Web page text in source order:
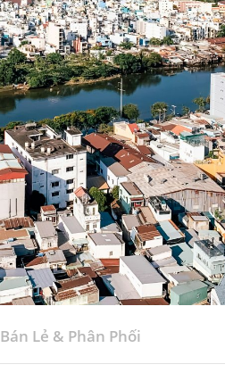
Bán Lẻ & Phân Phối